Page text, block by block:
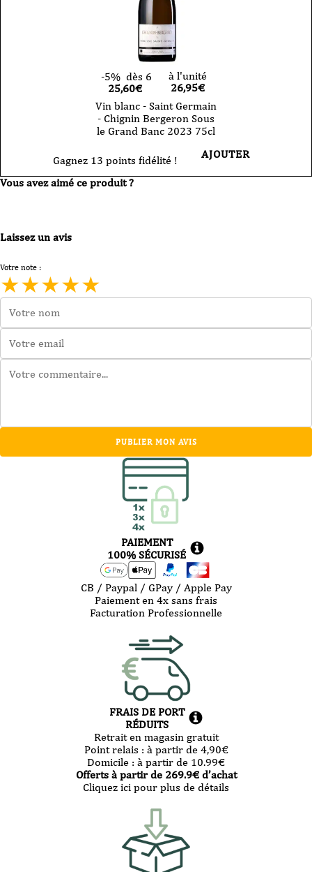
-5% dès 6
25,60€
à l'unité
26,95€
Vin blanc - Saint Germain
- Chignin Bergeron Sous
le Grand Banc 2023 75cl
Gagnez 13 points fidélité ! AJOUTER
Vous avez aimé ce produit ?
Laissez un avis
Votre note :
★★★★★
PUBLIER MON AVIS
PAIEMENT
100% SÉCURISÉ
CB / Paypal / GPay / Apple Pay
Paiement en 4x sans frais
Facturation Professionnelle
FRAIS DE PORT
RÉDUITS
Retrait en magasin gratuit
Point relais : à partir de 4,90€
Domicile : à partir de 10.99€
Offerts à partir de 269.9€ d’achat
Cliquez ici pour plus de détails